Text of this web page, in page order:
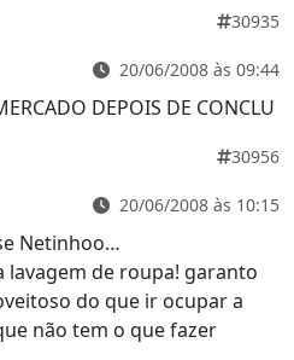
30935
20/06/2008 às 09:44
DEPOIS DE CONCLU
30956
20/06/2008 às 10:15
Netinhoo…
lavagem de roupa! garanto
do que ir ocupar a
não tem o que fazer